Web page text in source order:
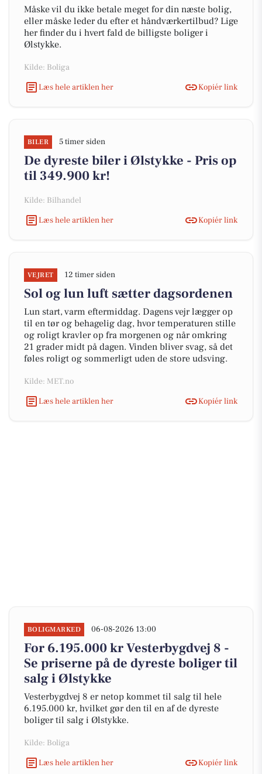
Måske vil du ikke betale meget for din næste bolig,
eller måske leder du efter et håndværkertilbud? Lige
her finder du i hvert fald de billigste boliger i
Ølstykke.
Kilde: Boliga
Læs hele artiklen her
Kopiér link
BILER 5 timer siden
De dyreste biler i Ølstykke - Pris op
til 349.900 kr!
Kilde: Bilhandel
Læs hele artiklen her
Kopiér link
VEJRET 12 timer siden
Sol og lun luft sætter dagsordenen
Lun start, varm eftermiddag. Dagens vejr lægger op
til en tør og behagelig dag, hvor temperaturen stille
og roligt kravler op fra morgenen og når omkring
21 grader midt på dagen. Vinden bliver svag, så det
føles roligt og sommerligt uden de store udsving.
Kilde: MET.no
Læs hele artiklen her
Kopiér link
BOLIGMARKED 06-08-2026 13:00
For 6.195.000 kr Vesterbygdvej 8 -
Se priserne på de dyreste boliger til
salg i Ølstykke
Vesterbygdvej 8 er netop kommet til salg til hele
6.195.000 kr, hvilket gør den til en af de dyreste
boliger til salg i Ølstykke.
Kilde: Boliga
Læs hele artiklen her
Kopiér link